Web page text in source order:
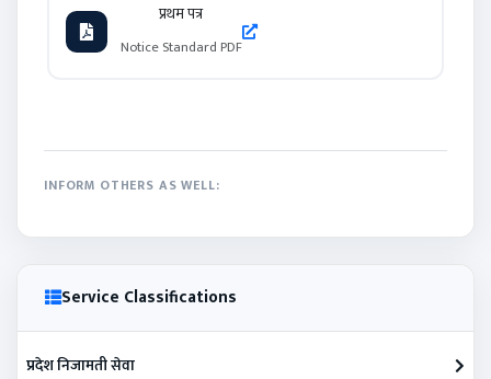
प्रथम पत्र
Notice Standard PDF
INFORM OTHERS AS WELL:
Service Classifications
प्रदेश निजामती सेवा